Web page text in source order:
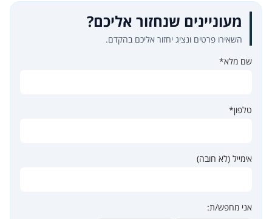
מעוניינים שנחזור אליכם?
השאירו פרטים ונציג יחזור אליכם בהקדם.
שם מלא*
טלפון*
אימייל (לא חובה)
אני מחפש/ת: